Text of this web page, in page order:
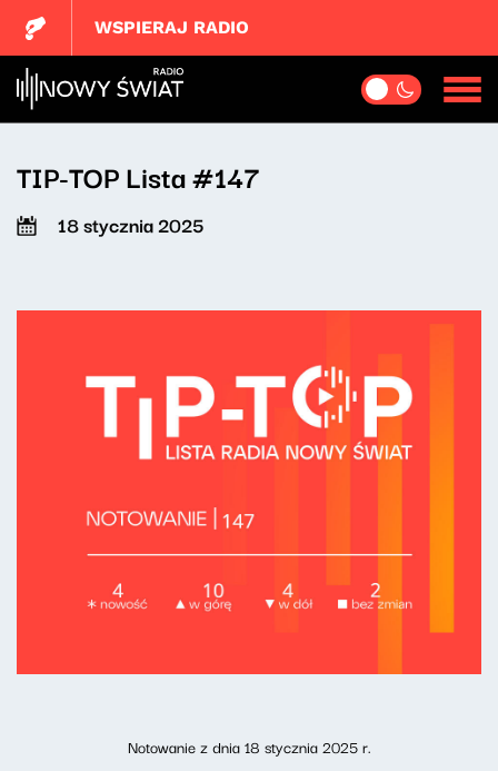
WSPIERAJ RADIO
TIP-TOP Lista #147
18 stycznia 2025
Notowanie z dnia 18 stycznia 2025 r.